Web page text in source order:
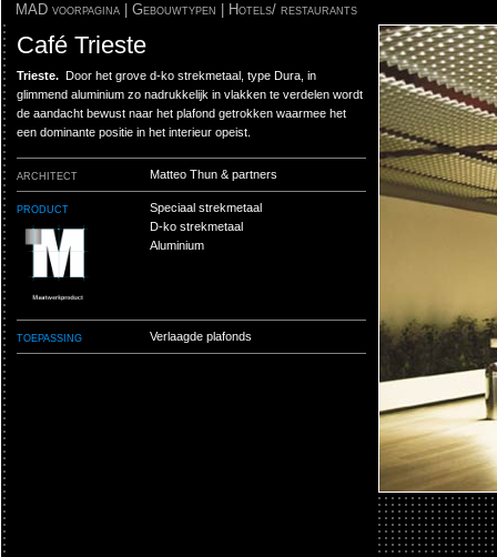
MAD voorpagina Gebouwtypen Hotels/ restaurants
Café Trieste
Trieste. Door het grove d-ko strekmetaal, type Dura, in
glimmend aluminium zo nadrukkelijk in vlakken te verdelen wordt
de aandacht bewust naar het plafond getrokken waarmee het
een dominante positie in het interieur opeist.
architect Matteo Thun & partners
product
Speciaal strekmetaal
D-ko strekmetaal
Aluminium
toepassing Verlaagde plafonds